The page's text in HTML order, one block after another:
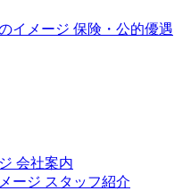
保険・公的優遇
会社案内
スタッフ紹介